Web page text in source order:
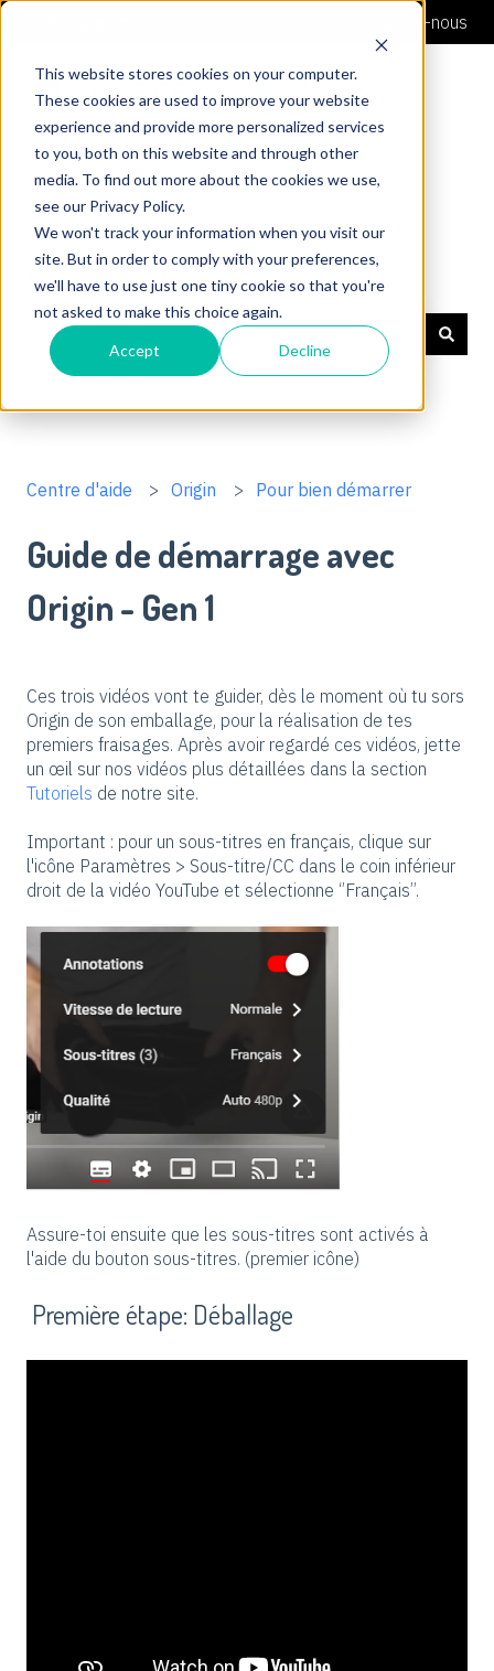
This website stores cookies on your computer.
These cookies are used to improve your website
experience and provide more personalized services
to you, both on this website and through other
media. To find out more about the cookies we use,
see our Privacy Policy.
We won't track your information when you visit our
site. But in order to comply with your preferences,
we'll have to use just one tiny cookie so that you're
not asked to make this choice again.
Accept Decline
Afficher le sous-menu pour les traductions
Contacte-nous
Soutien Shaper
Il n'y a aucune suggestion car le champ de recherche
Centre d'aide Origin Pour bien démarrer
Guide de démarrage avec
Origin - Gen 1
Ces trois vidéos vont te guider, dès le moment où tu sors
Origin de son emballage, pour la réalisation de tes
premiers fraisages. Après avoir regardé ces vidéos, jette
un œil sur nos vidéos plus détaillées dans la section
Tutoriels de notre site.
Important : pour un sous-titres en français, clique sur
l'icône Paramètres > Sous-titre/CC dans le coin inférieur
droit de la vidéo YouTube et sélectionne ‘’Français’’.
Assure-toi ensuite que les sous-titres sont activés à
l'aide du bouton sous-titres. (premier icône)
Première étape: Déballage